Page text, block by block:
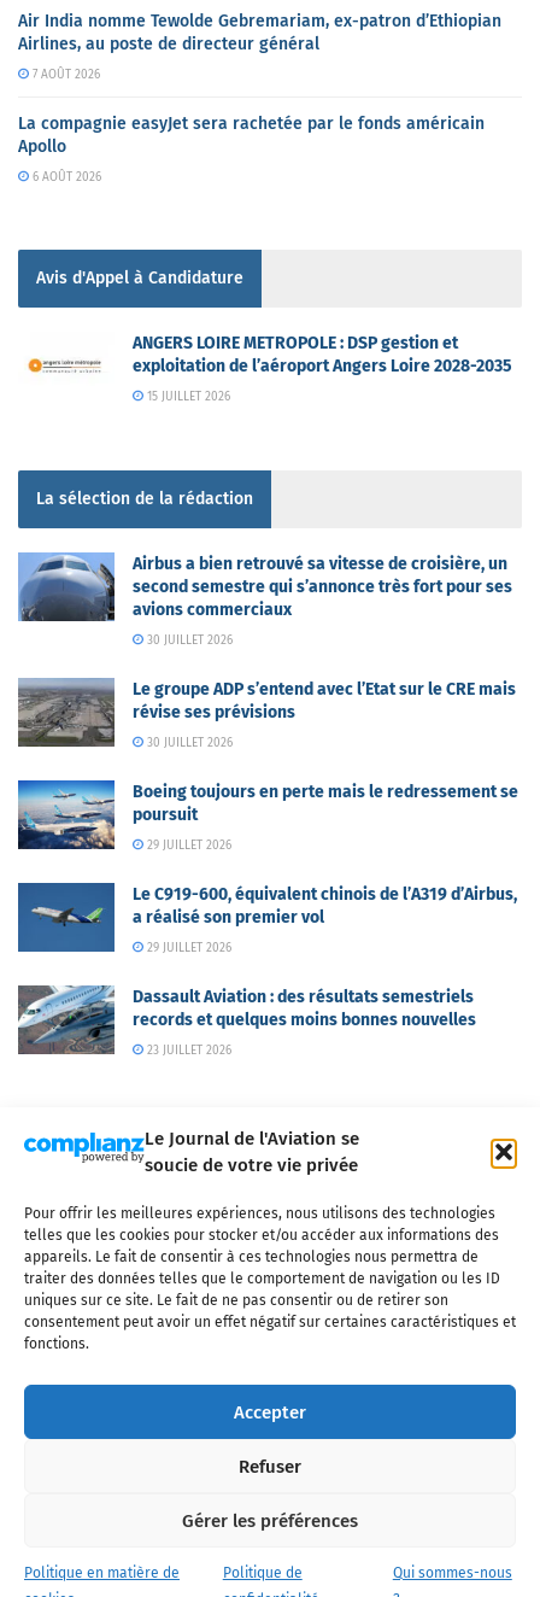
Le Journal de l'Aviation se
soucie de votre vie privée
Pour offrir les meilleures expériences, nous utilisons des technologies
telles que les cookies pour stocker et/ou accéder aux informations des
appareils. Le fait de consentir à ces technologies nous permettra de
traiter des données telles que le comportement de navigation ou les ID
uniques sur ce site. Le fait de ne pas consentir ou de retirer son
consentement peut avoir un effet négatif sur certaines caractéristiques et
fonctions.
Accepter
Refuser
Gérer les préférences
Politique en matière de
Politique de
Qui sommes-nous
Air India nomme Tewolde Gebremariam, ex-patron d’Ethiopian
Airlines, au poste de directeur général
7 AOÛT 2026
La compagnie easyJet sera rachetée par le fonds américain
Apollo
6 AOÛT 2026
Avis d'Appel à Candidature
ANGERS LOIRE METROPOLE : DSP gestion et
exploitation de l’aéroport Angers Loire 2028-2035
15 JUILLET 2026
La sélection de la rédaction
Airbus a bien retrouvé sa vitesse de croisière, un
second semestre qui s’annonce très fort pour ses
avions commerciaux
30 JUILLET 2026
Le groupe ADP s’entend avec l’Etat sur le CRE mais
révise ses prévisions
30 JUILLET 2026
Boeing toujours en perte mais le redressement se
poursuit
29 JUILLET 2026
Le C919-600, équivalent chinois de l’A319 d’Airbus,
a réalisé son premier vol
29 JUILLET 2026
Dassault Aviation : des résultats semestriels
records et quelques moins bonnes nouvelles
23 JUILLET 2026
Qui sommes-nous ? Nous contacter
Partenaires
Mentions légales
CGV Politique de confidentialité Cookies
l'industrie aéronautique, l'aviation commerciale, l'aviation d'affaires, les
services MRO et après-vente, le financement et la location d'aéronefs
civils, l'aéronautique de défense et l'industrie spatiale. Toute reproduction,
interdite sans autorisation écrite spécifique du Journal de l’Aviation.